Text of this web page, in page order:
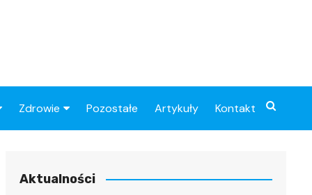
Zdrowie
Przychodnie
Pozostałe Artykuły Kontakt
Aktualności